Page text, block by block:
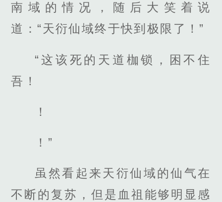
南域的情况，随后大笑着说
道：“天衍仙域终于快到极限了！”
“这该死的天道枷锁，困不住
吾！
！
！”
虽然看起来天衍仙域的仙气在
不断的复苏，但是血祖能够明显感